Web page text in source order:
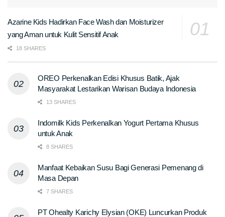
Azarine Kids Hadirkan Face Wash dan Moisturizer
yang Aman untuk Kulit Sensitif Anak
18 SHARES
OREO Perkenalkan Edisi Khusus Batik, Ajak
Masyarakat Lestarikan Warisan Budaya Indonesia
13 SHARES
Indomilk Kids Perkenalkan Yogurt Pertama Khusus
untuk Anak
8 SHARES
Manfaat Kebaikan Susu Bagi Generasi Pemenang di
Masa Depan
7 SHARES
PT Ohealty Karichy Elysian (OKE) Luncurkan Produk